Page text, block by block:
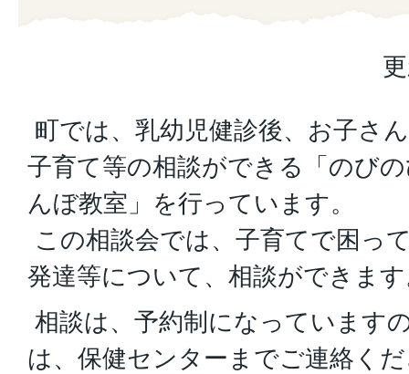
町では、乳幼児健診後、お子さ
子育て等の相談ができる「のび
んぼ教室」を行っています。
この相談会では、子育てで困っ
発達等について、相談ができま
相談は、予約制になっています
は、保健センターまでご連絡く